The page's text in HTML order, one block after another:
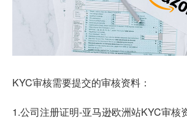
KYC审核需要提交的审核资料：
1.公司注册证明-亚马逊欧洲站KYC审核